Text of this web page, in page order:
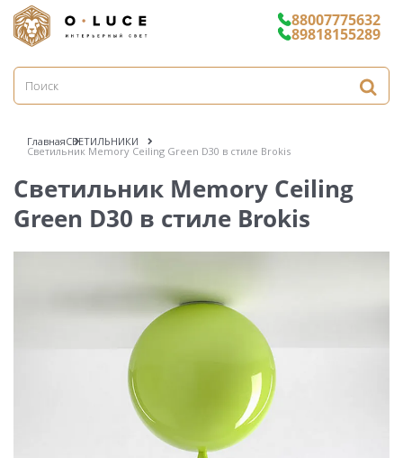
88007775632
89818155289
ГлавнаяСВЕТИЛЬНИКИ
Светильник Memory Ceiling Green D30 в стиле Brokis
Светильник Memory Ceiling
Green D30 в стиле Brokis